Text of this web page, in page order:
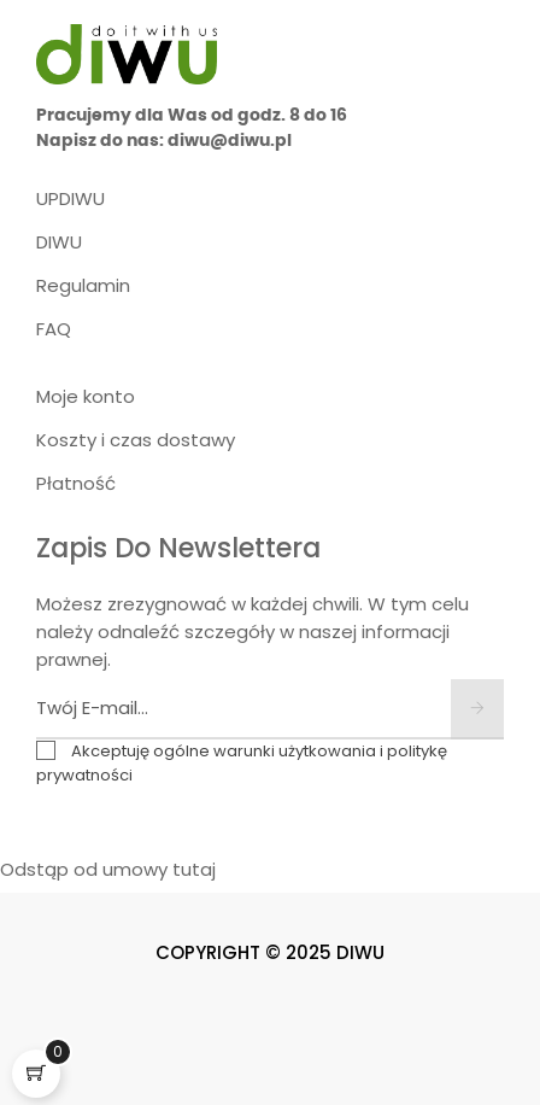
Pracujemy dla Was od godz. 8 do 16
Napisz do nas: diwu@diwu.pl
UPDIWU
DIWU
Regulamin
FAQ
Moje konto
Koszty i czas dostawy
Płatność
Zapis Do Newslettera
Możesz zrezygnować w każdej chwili. W tym celu
należy odnaleźć szczegóły w naszej informacji
prawnej.
Akceptuję ogólne warunki użytkowania i politykę
prywatności
Odstąp od umowy tutaj
COPYRIGHT © 2025 DIWU
0